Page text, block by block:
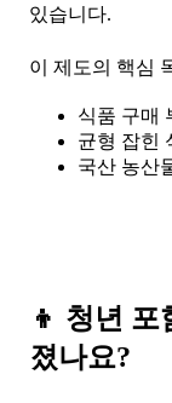
있습니다.
이 제도의 핵심
식품 구매
균형 잡힌
국산 농산
👦 청년 포
졌나요?